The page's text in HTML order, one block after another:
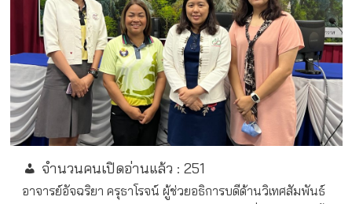
จำนวนคนเปิดอ่านแล้ว : 251
อาจารย์อัจฉริยา ครุธาโรจน์ ผู้ช่วยอธิการบดีด้านวิเทศสัมพันธ์